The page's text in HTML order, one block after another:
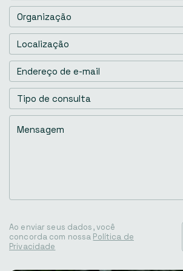
Organização(Obrigatório)
Localização(Obrigatório)
Endereço
de
e-
mail(Obrigatório)
Tipo
de
consulta(Obrigatório)
Mensagem(Obrigatório)
Ao enviar seus dados, você
concorda com nossa Política de
Privacidade